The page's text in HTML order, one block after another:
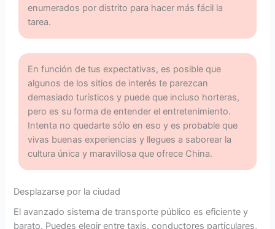
enumerados por distrito para hacer más fácil la
tarea.
En función de tus expectativas, es posible que
algunos de los sitios de interés te parezcan
demasiado turísticos y puede que incluso horteras,
pero es su forma de entender el entretenimiento.
Intenta no quedarte sólo en eso y es probable que
vivas buenas experiencias y llegues a saborear la
cultura única y maravillosa que ofrece China.
Desplazarse por la ciudad
El avanzado sistema de transporte público es eficiente y
barato. Puedes elegir entre taxis, conductores particulares,